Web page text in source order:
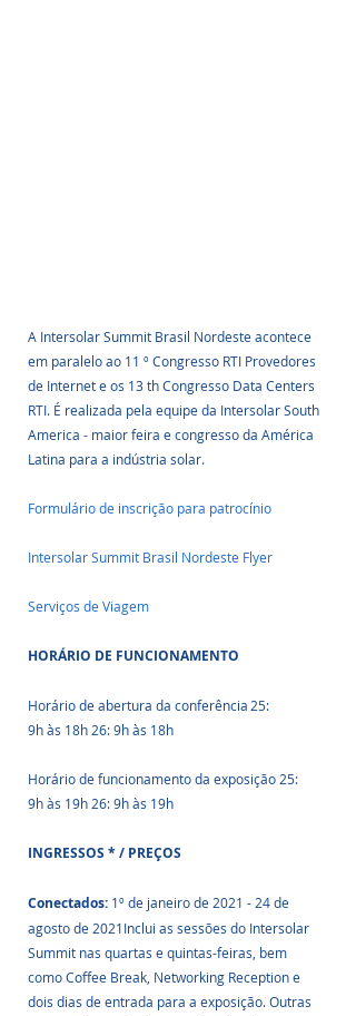
A Intersolar Summit Brasil Nordeste acontece
em paralelo ao 11 º Congresso RTI Provedores
de Internet e os 13 th Congresso Data Centers
RTI. É realizada pela equipe da Intersolar South
America - maior feira e congresso da América
Latina para a indústria solar.
Formulário de inscrição para patrocínio
Intersolar Summit Brasil Nordeste Flyer
Serviços de Viagem
HORÁRIO DE FUNCIONAMENTO
Horário de abertura da conferência	25:
9h às 18h 26: 9h às 18h
Horário de funcionamento da exposição 25:
9h às 19h 26: 9h às 19h
INGRESSOS * / PREÇOS
Conectados: 1º de janeiro de 2021 - 24 de
agosto de 2021Inclui as sessões do Intersolar
Summit nas quartas e quintas-feiras, bem
como Coffee Break, Networking Reception e
dois dias de entrada para a exposição. Outras